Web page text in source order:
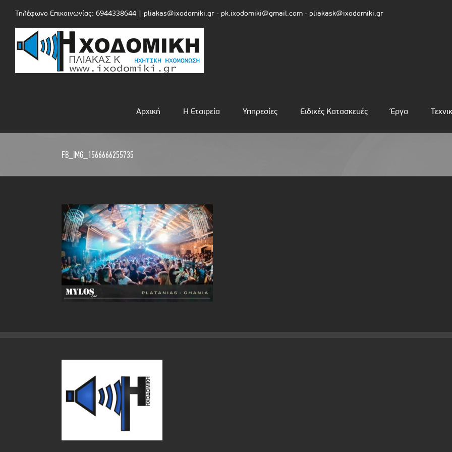
content
Τηλέφωνο Επικοινωνίας: 6944338644 pliakas@ixodomiki.gr - pk.ixodomiki@gmail.com - pliakask@ixodomiki.gr
Αρχική Η Εταιρεία Υπηρεσίες Ειδικές Κατασκευές Έργα
FB_IMG_1566666255735